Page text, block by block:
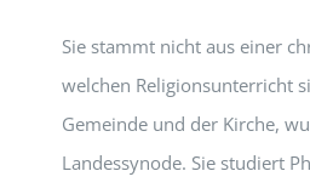
Sie stammt nicht aus einer
welchen Religionsunterricht
Gemeinde und der Kirche,
Landessynode. Sie studiert